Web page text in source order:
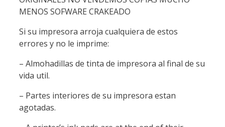
MENOS SOFWARE CRAKEADO
Si su impresora arroja cualquiera de estos
errores y no le imprime:
– Almohadillas de tinta de impresora al final de su
vida util.
– Partes interiores de su impresora estan
agotadas.